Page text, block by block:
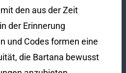
den aus der Zeit
der Erinnerung
und Codes formen eine
die Bartana bewusst